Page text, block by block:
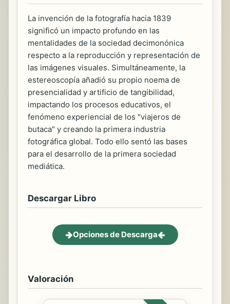
La invención de la fotografía hacia 1839
significó un impacto profundo en las
mentalidades de la sociedad decimonónica
respecto a la reproducción y representación de
las imágenes visuales. Simultáneamente, la
estereoscopía añadió su propio noema de
presencialidad y artificio de tangibilidad,
impactando los procesos educativos, el
fenómeno experiencial de los "viajeros de
butaca" y creando la primera industria
fotográfica global. Todo ello sentó las bases
para el desarrollo de la primera sociedad
mediática.
Descargar Libro
Opciones de Descarga
Valoración